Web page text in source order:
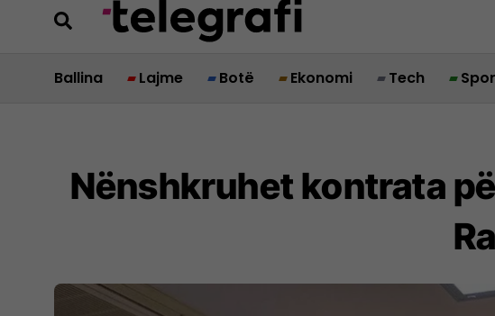
Ballina Lajme Botë Ekonomi Tech
Nënshkruhet kontrata